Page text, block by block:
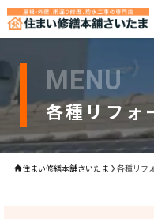
各種リフォ
MENU
住まい修繕本舗さいたま 各種リフ